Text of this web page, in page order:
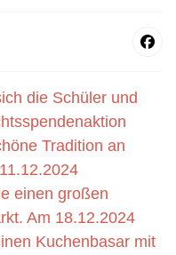
die Schüler und
Tradition an
einen großen
Am 18.12.2024
Kuchenbasar mit